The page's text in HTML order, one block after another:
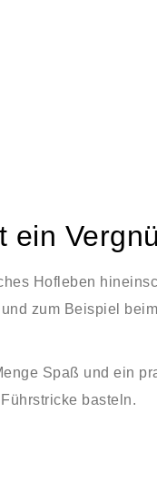
ein
Hofleben
zum Beispiel
Spaß und ein
basteln.